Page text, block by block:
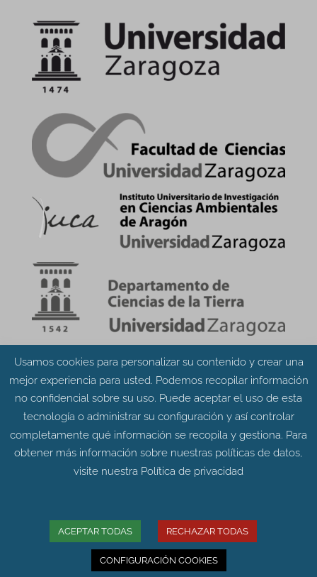
Aviso Legal
Política de Privacidad
Edificio de Geológicas. Pedro Cerbuna 12 - 50009
ZARAGOZA
Diseño web:Intesiscon
Usamos cookies para personalizar su contenido y crear una
mejor experiencia para usted. Podemos recopilar información
no confidencial sobre su uso. Puede aceptar el uso de esta
tecnología o administrar su configuración y así controlar
completamente qué información se recopila y gestiona. Para
obtener más información sobre nuestras políticas de datos,
visite nuestra Política de privacidad
ACEPTAR TODAS RECHAZAR TODAS
CONFIGURACIÓN COOKIES